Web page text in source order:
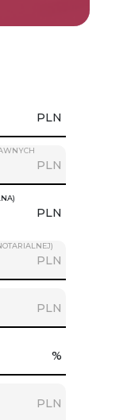
PLN
PLN
PLN
PLN
PLN
%
PLN